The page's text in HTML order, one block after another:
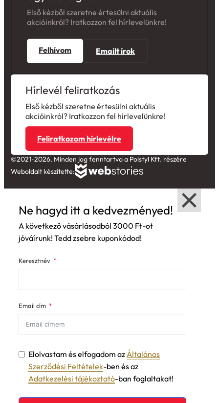
Első kézből szeretne értesülni aktuális
akcióinkról? Iratkozzon fel hírlevelünkre!
Felhívom Emailt írok
Hírlevél feliratkozás
Első kézből szeretne értesülni aktuális
akcióinkról? Iratkozzon fel hírlevelünkre!
Feliratkozom hírlevélre
©2021-2026. Minden jog fenntartva a Polstyl Kft. részére
Weboldalt készítette:
Ne hagyd itt a kedvezményed!
A következő vásárlásodból 3000 Ft-ot
jóváírunk! Tedd zsebre kuponkódod!
Keresztnév
Email cím
Elolvastam és elfogadom az Általános
Szerződési Feltételek-ben és az
Adatkezelési tájékoztató-ban foglaltakat!